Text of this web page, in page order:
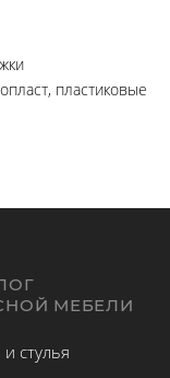
пластиковые
МЕБЕЛИ
стулья